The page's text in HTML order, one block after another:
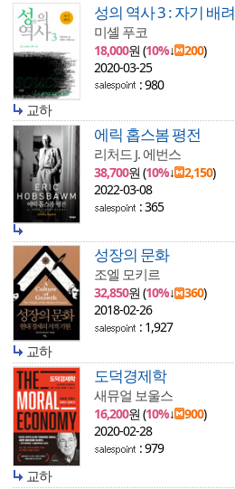
성의 역사 3 : 자기 배려
미셸 푸코
18,000원 (10%↓ 200)
2020-03-25
: 980
교하
에릭 홉스봄 평전
리처드 J. 에번스
38,700원 (10%↓ 2,150)
2022-03-08
: 365
성장의 문화
조엘 모키르
32,850원 (10%↓ 360)
2018-02-26
: 1,927
교하
도덕경제학
새뮤얼 보울스
16,200원 (10%↓ 900)
2020-02-28
: 979
교하